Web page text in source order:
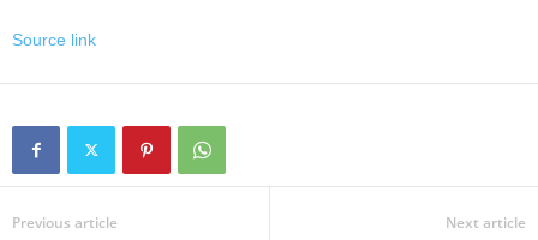
Source link
Previous article Next article